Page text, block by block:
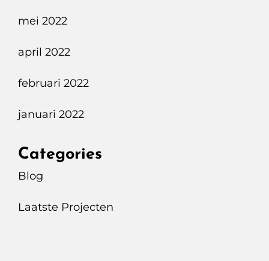
mei 2022
april 2022
februari 2022
januari 2022
Categories
Blog
Laatste Projecten